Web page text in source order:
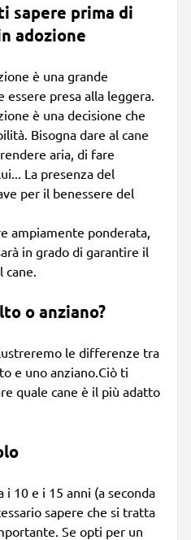
sapere prima di
adozione
è una grande
presa alla leggera.
è una decisione che
Bisogna dare al cane
aria, di fare
La presenza del
per il benessere del
ampiamente ponderata,
in grado di garantire il
o anziano?
le differenze tra
e uno anziano.Ciò ti
quale cane è il più adatto
i 10 e i 15 anni (a seconda
sapere che si tratta
Se opti per un